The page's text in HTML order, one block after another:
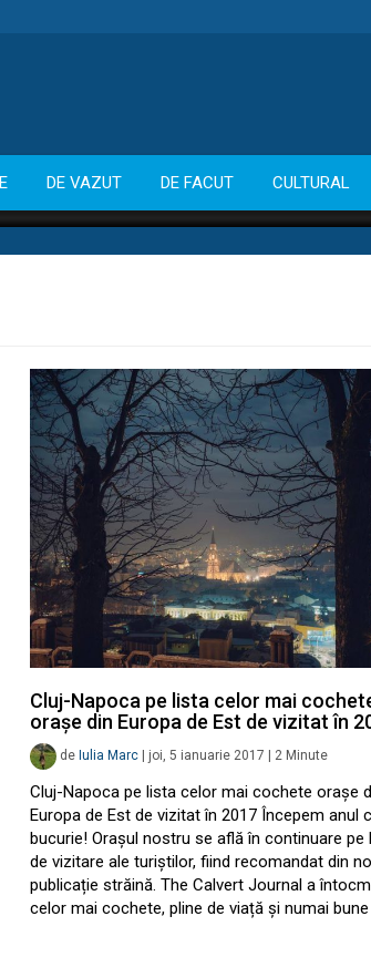
DE VAZUT DE FACUT CULTURAL
Cluj-Napoca pe lista celor mai
orașe din Europa de Est de vizitat în
de Iulia Marc joi, 5 ianuarie 2017 2 Minute
Cluj-Napoca pe lista celor mai cochete orașe
Europa de Est de vizitat în 2017 Începem anul
bucurie! Orașul nostru se află în continuare pe
de vizitare ale turiștilor, fiind recomandat din
publicație străină. The Calvert Journal a
celor mai cochete, pline de viață și numai